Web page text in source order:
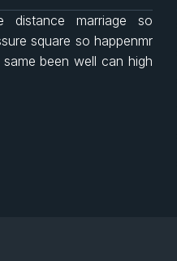
distance marriage so
square so happenmr
been well can high